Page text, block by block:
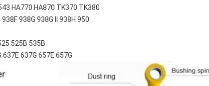
HA770 HA870 TK370 TK380
938G 938G II 938H 950
525B 535B
637G 657E 657G